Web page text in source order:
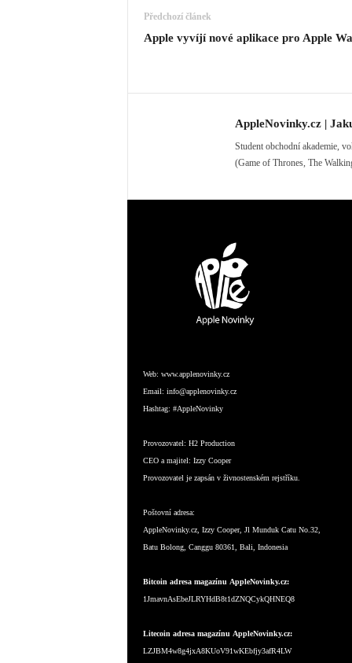
Předchozí článek
Apple vyvíjí nové aplikace pro Apple
AppleNovinky.cz |
Student obchodní akademie,
(Game of Thrones, The
Web: www.applenovinky.cz
Email: info@applenovinky.cz
Hashtag: #AppleNovinky
Provozovatel: H2 Production
CEO a majitel: Izzy Cooper
Provozovatel je zapsán v živnostenském rejstříku.
Poštovní adresa:
AppleNovinky.cz, Izzy Cooper, Jl Munduk Catu No.32,
Batu Bolong, Canggu 80361, Bali, Indonesia
Bitcoin adresa magazínu AppleNovinky.cz:
1JmavnAsEbeJLRYHdB8t1dZNQCykQHNEQ8
Litecoin adresa magazínu AppleNovinky.cz:
LZJBM4w8g4jxA8KUoV91wKEbfjy3afR4LW